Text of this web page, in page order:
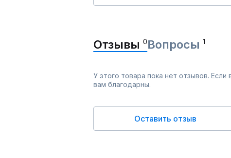
Отзывы 0Вопросы 1
У этого товара пока нет отзывов.
вам благодарны.
Оставить отзыв